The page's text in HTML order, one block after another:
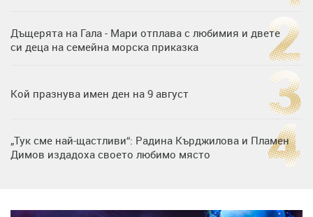
Дъщерята на Гала - Мари отплава с любимия и двете
си деца на семейна морска приказка
Кой празнува имен ден на 9 август
„Тук сме най-щастливи“: Радина Кърджилова и Пламен
Димов издадоха своето любимо място
Братя Аргирови я изненадаха с песен